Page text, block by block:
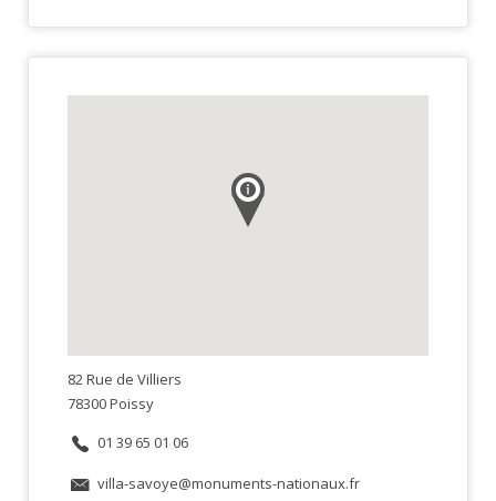
82 Rue de Villiers
78300 Poissy
01 39 65 01 06
villa-savoye@monuments-nationaux.fr